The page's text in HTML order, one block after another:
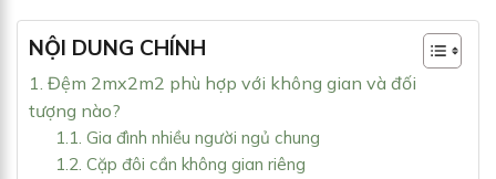
NỘI DUNG CHÍNH
1. Đệm 2mx2m2 phù hợp với không gian và đối
tượng nào?
1.1. Gia đình nhiều người ngủ chung
1.2. Cặp đôi cần không gian riêng